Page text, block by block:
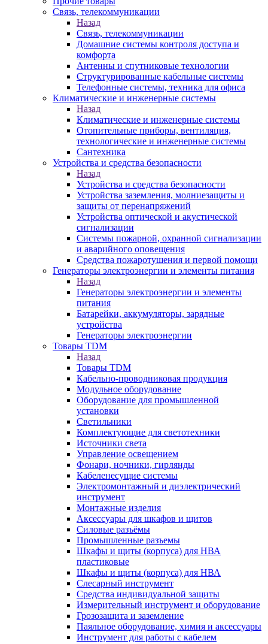
Связь, телекоммуникации
Назад
Связь, телекоммуникации
Домашние системы контроля доступа и
комфорта
Антенны и спутниковые технологии
Структурированные кабельные системы
Телефонные системы, техника для офиса
Климатические и инженерные системы
Назад
Климатические и инженерные системы
Отопительные приборы, вентиляция,
технологические и инженерные системы
Сантехника
Устройства и средства безопасности
Назад
Устройства и средства безопасности
Устройства заземления, молниезащиты и
защиты от перенапряжений
Устройства оптической и акустической
сигнализации
Системы пожарной, охранной сигнализации
и аварийного оповещения
Средства пожаротушения и первой помощи
Генераторы электроэнергии и элементы питания
Назад
Генераторы электроэнергии и элементы
питания
Батарейки, аккумуляторы, зарядные
устройства
Генераторы электроэнергии
Товары TDM
Назад
Товары TDM
Кабельно-проводниковая продукция
Модульное оборудование
Оборудование для промышленной
установки
Светильники
Комплектующие для светотехники
Источники света
Управление освещением
Фонари, ночники, гирлянды
Кабеленесущие системы
Электромонтажный и диэлектрический
инструмент
Монтажные изделия
Аксессуары для шкафов и щитов
Силовые разъёмы
Промышленные разъемы
Шкафы и щиты (корпуса) для НВА
пластиковые
Шкафы и щиты (корпуса) для НВА
Слесарный инструмент
Средства индивидуальной защиты
Измерительный инструмент и оборудование
Грозозащита и заземление
Паяльное оборудование, химия и аксессуары
Инструмент для работы с кабелем